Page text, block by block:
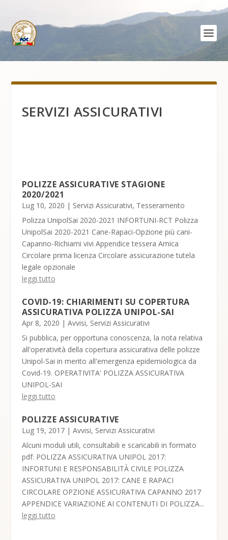
SERVIZI ASSICURATIVI
POLIZZE ASSICURATIVE STAGIONE
2020/2021
Lug 10, 2020 | Servizi Assicurativi, Tesseramento
Polizza UnipolSai 2020-2021 INFORTUNI-RCT Polizza
UnipolSai 2020-2021 Cane-Rapaci-Opzione più cani-
Capanno-Richiami vivi Appendice tessera Amica
Circolare prima licenza Circolare assicurazione tutela
legale opzionale
leggi tutto
COVID-19: CHIARIMENTI SU COPERTURA
ASSICURATIVA POLIZZA UNIPOL-SAI
Apr 8, 2020 | Avvisi, Servizi Assicurativi
Si pubblica, per opportuna conoscenza, la nota relativa
all'operatività della copertura assicurativa delle polizze
Unipol-Sai in merito all'emergenza epidemiologica da
Covid-19. OPERATIVITA' POLIZZA ASSICURATIVA
UNIPOL-SAI
leggi tutto
POLIZZE ASSICURATIVE
Lug 19, 2017| Avvisi, Servizi Assicurativi
Alcuni moduli utili, consultabili e scaricabili in formato
pdf: POLIZZA ASSICURATIVA UNIPOL 2017:
INFORTUNI E RESPONSABILITÀ CIVILE POLIZZA
ASSICURATIVA UNIPOL 2017: CANE E RAPACI
CIRCOLARE OPZIONE ASSICURATIVA CAPANNO 2017
APPENDICE VARIAZIONE AI CONTENUTI DI POLIZZA...
leggi tutto